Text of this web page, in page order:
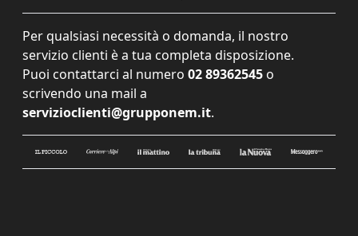
Per qualsiasi necessità o domanda, il nostro
servizio clienti è a tua completa disposizione.
Puoi contattarci al numero 02 89362545 o
scrivendo una mail a
servizioclienti@grupponem.it.